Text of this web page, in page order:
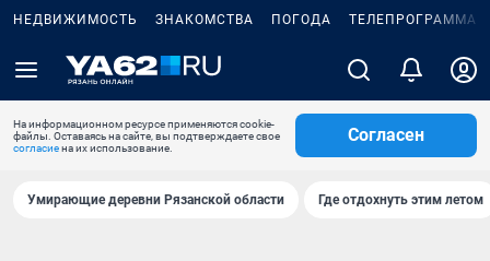
НЕДВИЖИМОСТЬ ЗНАКОМСТВА ПОГОДА ТЕЛЕПРОГРАММА
На информационном ресурсе применяются cookie-
файлы. Оставаясь на сайте, вы подтверждаете свое
согласиена их использование.
Согласен
Умирающие деревни Рязанской области Где отдохнуть этим летом